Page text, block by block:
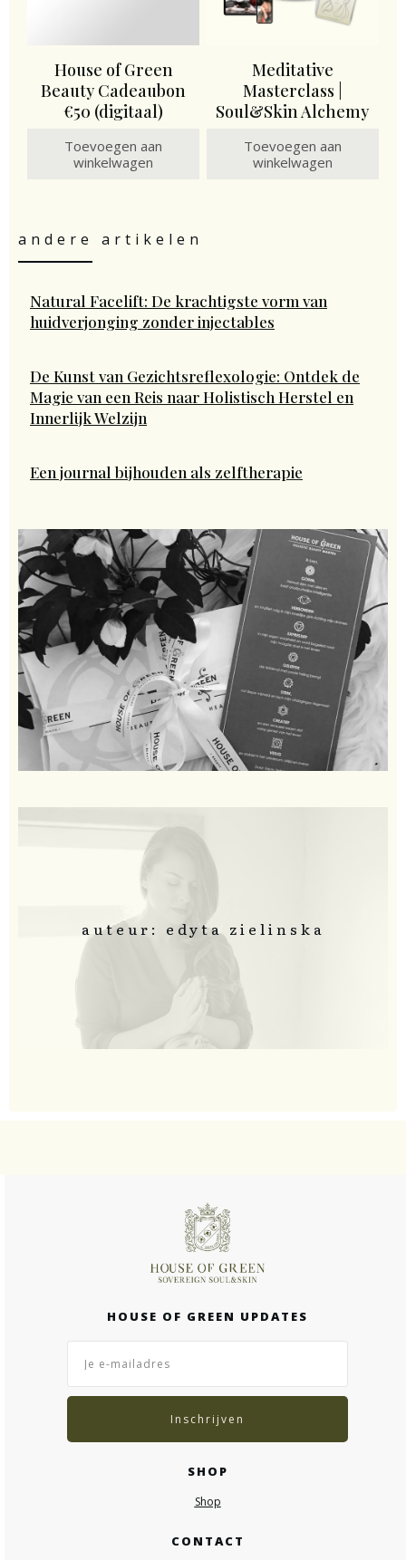
House of Green
Beauty Cadeaubon
€50 (digitaal)
Toevoegen aan
winkelwagen
Meditative
Masterclass |
Soul&Skin Alchemy
Toevoegen aan
winkelwagen
andere artikelen
Natural Facelift: De krachtigste vorm van
huidverjonging zonder injectables
De Kunst van Gezichtsreflexologie: Ontdek de
Magie van een Reis naar Holistisch Herstel en
Innerlijk Welzijn
Een journal bijhouden als zelftherapie
auteur: edyta zielinska
HOUSE OF GREEN UPDATES
Inschrijven
SHOP
Shop
CONTACT